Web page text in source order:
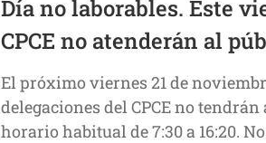
Día no laborables. Este
CPCE no atenderán al
El próximo viernes 21 de
delegaciones del CPCE no
horario habitual de 7:30 a 16:20.